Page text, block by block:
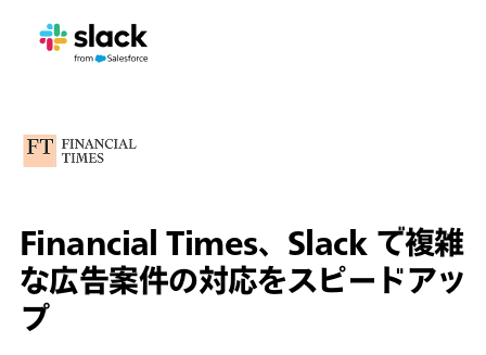
Financial Times、Slack で複雑
な広告案件の対応をスピードアッ
プ